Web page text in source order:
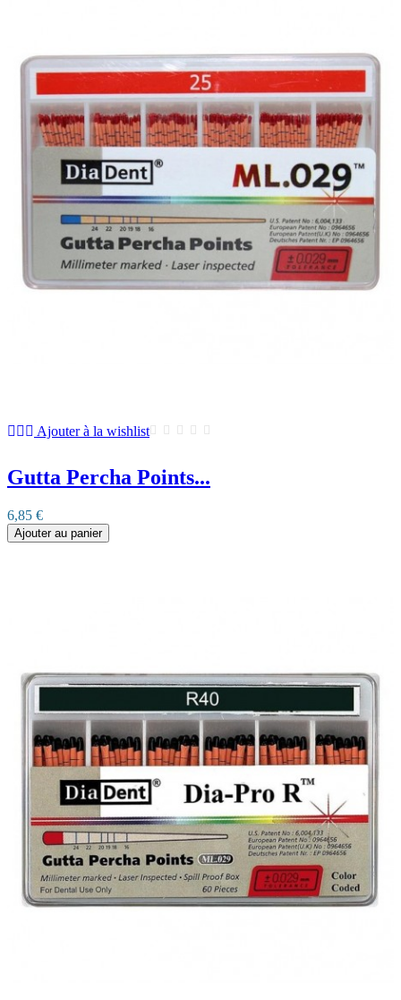
Ajouter à la wishlist
Gutta Percha Points...
6,85 €
Ajouter au panier